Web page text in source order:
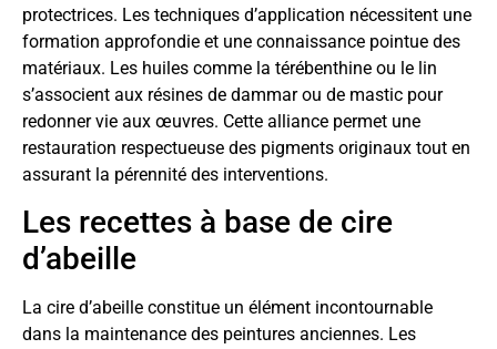
protectrices. Les techniques d’application nécessitent une
formation approfondie et une connaissance pointue des
matériaux. Les huiles comme la térébenthine ou le lin
s’associent aux résines de dammar ou de mastic pour
redonner vie aux œuvres. Cette alliance permet une
restauration respectueuse des pigments originaux tout en
assurant la pérennité des interventions.
Les recettes à base de cire
d’abeille
La cire d’abeille constitue un élément incontournable
dans la maintenance des peintures anciennes. Les